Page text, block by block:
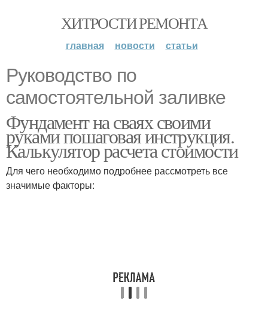
ХИТРОСТИ РЕМОНТА
главная новости статьи
Руководство по
самостоятельной заливке
Фундамент на сваях своими
руками пошаговая инструкция.
Калькулятор расчета стоимости
Для чего необходимо подробнее рассмотреть все
значимые факторы: